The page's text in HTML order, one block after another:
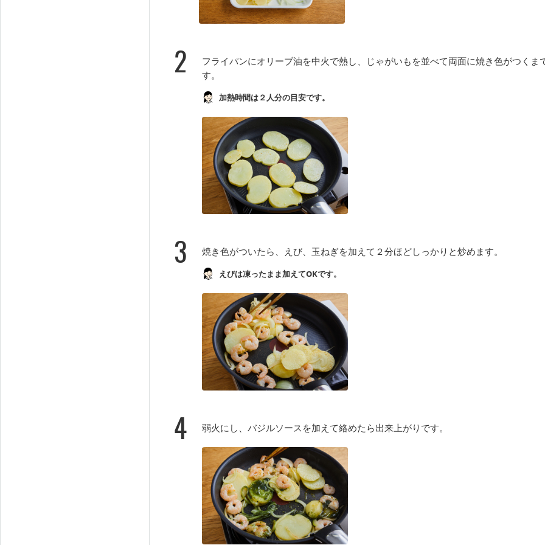
2
フライパンにオリーブ油を中火で熱し、じゃがいもを並べて両面に焼き色がつくま
す。
加熱時間は２人分の目安です。
3 焼き色がついたら、えび、玉ねぎを加えて２分ほどしっかりと炒めます。
えびは凍ったまま加えてOKです。
4 弱火にし、バジルソースを加えて絡めたら出来上がりです。